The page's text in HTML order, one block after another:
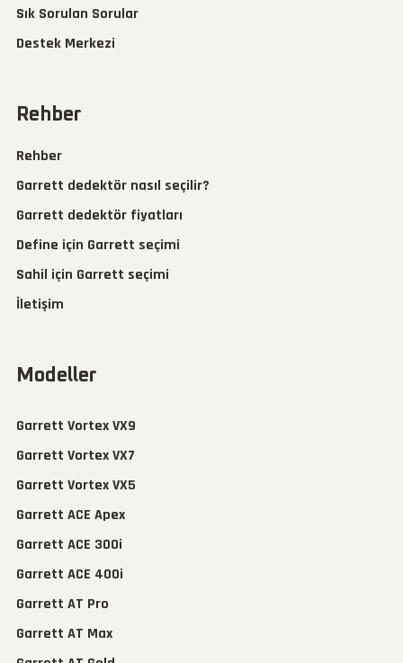
Sık Sorulan Sorular
Destek Merkezi
Rehber
Rehber
Garrett dedektör nasıl seçilir?
Garrett dedektör fiyatları
Define için Garrett seçimi
Sahil için Garrett seçimi
İletişim
Modeller
Garrett Vortex VX9
Garrett Vortex VX7
Garrett Vortex VX5
Garrett ACE Apex
Garrett ACE 300i
Garrett ACE 400i
Garrett AT Pro
Garrett AT Max